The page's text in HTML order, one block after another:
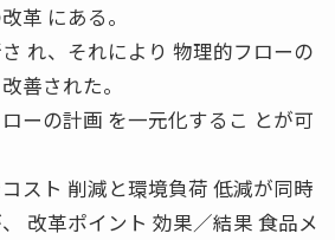
革 にある。
れ、それにより 物理的フローの
善された。
ーの計画 を一元化するこ とが可
スト 削減と環境負荷 低減が同時
改革ポイント 効果／結果 食品メ